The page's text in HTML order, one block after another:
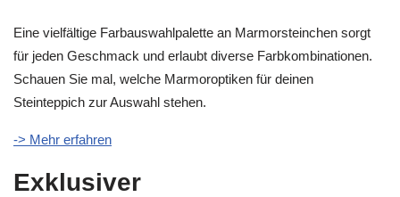
Eine vielfältige Farbauswahlpalette an Marmorsteinchen sorgt
für jeden Geschmack und erlaubt diverse Farbkombinationen.
Schauen Sie mal, welche Marmoroptiken für deinen
Steinteppich zur Auswahl stehen.
-> Mehr erfahren
Exklusiver